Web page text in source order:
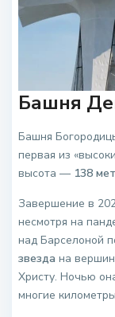
Башня
Башня
первая из
высота — 138
Завершение в
несмотря на
над Барселоной
звезда на
Христу. Ночью
многие